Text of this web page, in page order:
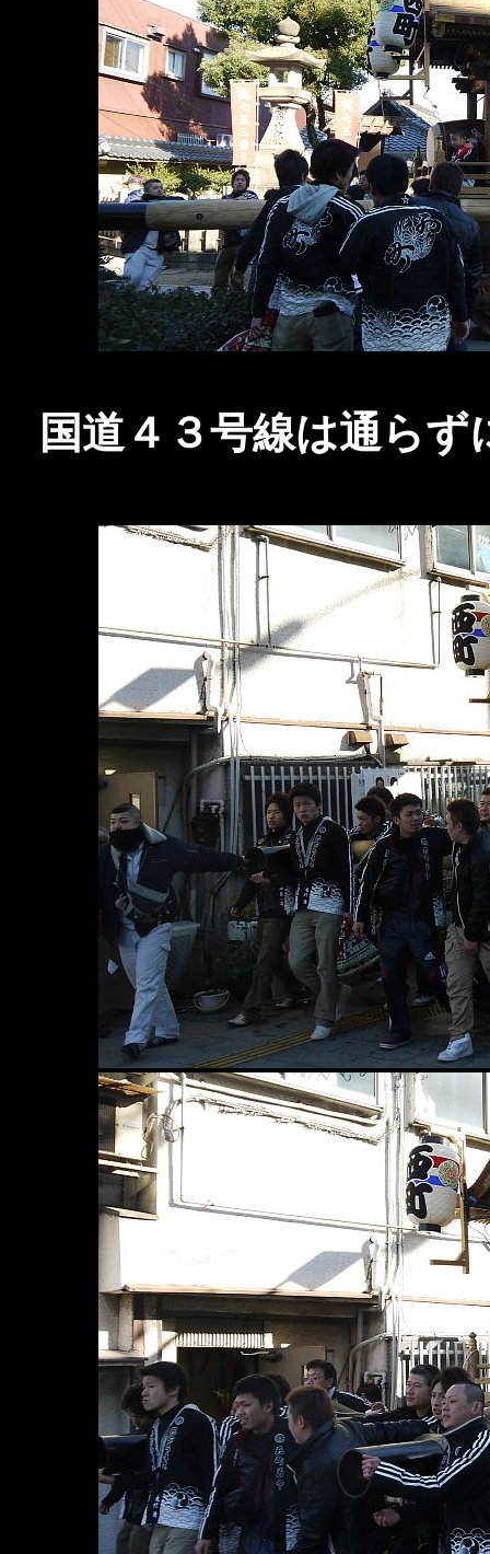
国道４３号線は通ら